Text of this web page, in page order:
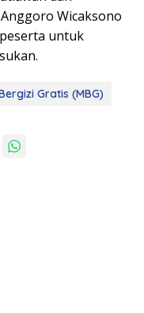
Wicaksono
untuk
Gratis (MBG)